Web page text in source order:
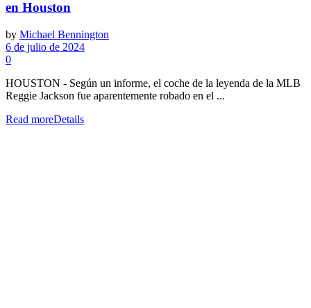
en Houston
by Michael Bennington
6 de julio de 2024
0
HOUSTON - Según un informe, el coche de la leyenda de la MLB
Reggie Jackson fue aparentemente robado en el ...
Read moreDetails